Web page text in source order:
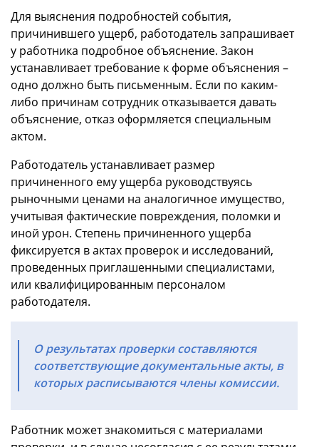
Для выяснения подробностей события,
причинившего ущерб, работодатель запрашивает
у работника подробное объяснение. Закон
устанавливает требование к форме объяснения –
одно должно быть письменным. Если по каким-
либо причинам сотрудник отказывается давать
объяснение, отказ оформляется специальным
актом.
Работодатель устанавливает размер
причиненного ему ущерба руководствуясь
рыночными ценами на аналогичное имущество,
учитывая фактические повреждения, поломки и
иной урон. Степень причиненного ущерба
фиксируется в актах проверок и исследований,
проведенных приглашенными специалистами,
или квалифицированным персоналом
работодателя.
О результатах проверки составляются
соответствующие документальные акты, в
которых расписываются члены комиссии.
Работник может знакомиться с материалами